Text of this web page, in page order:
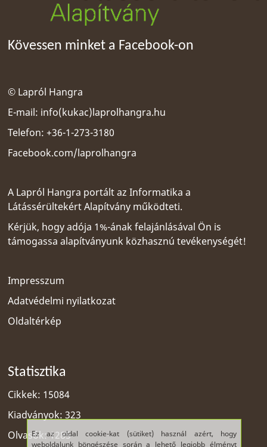
Ez az oldal cookie-kat (sütiket) használ azért, hogy
weboldalunk böngészése során a lehető legjobb élményt
Kövessen minket a Facebook-on
© Lapról Hangra
E-mail: info(kukac)laprolhangra.hu
Telefon: +36-1-273-3180
Facebook.com/laprolhangra
A Lapról Hangra portált azInformatika a
Látássérültekért Alapítvány működteti.
Kérjük, hogy adója 1%-ának felajánlásával Ön is
támogassa alapítványunk közhasznú tevékenységét!
Impresszum
Adatvédelmi nyilatkozat
Oldaltérkép
Statisztika
Cikkek: 15084
Kiadványok: 323
Olvasók: 1285